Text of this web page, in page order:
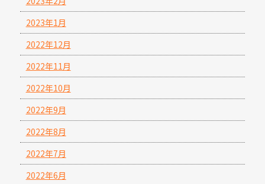
2023年1月
2022年12月
2022年11月
2022年10月
2022年9月
2022年8月
2022年7月
2022年6月